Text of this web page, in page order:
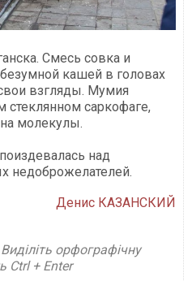
Смесь совка и
кашей в головах
взгляды. Мумия
стеклянном саркофаге,
молекулы.
над
недоброжелателей.
Денис КАЗАНСКИЙ
орфографічну
Ctrl + Enter